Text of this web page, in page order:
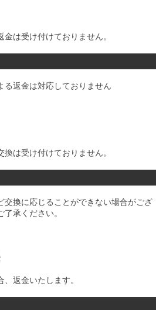
は受け付けておりません。
る返金は対応しておりません
は受け付けておりません。
交換に応じることができない場合がござ
承ください。
返金いたします。